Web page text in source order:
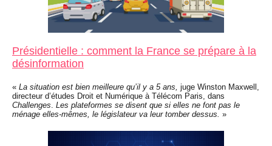
Présidentielle : comment la France se prépare à la
désinformation
« La situation est bien meilleure qu’il y a 5 ans, juge Winston Maxwell,
directeur d’études Droit et Numérique à Télécom Paris, dans
Challenges. Les plateformes se disent que si elles ne font pas le
ménage elles-mêmes, le législateur va leur tomber dessus. »